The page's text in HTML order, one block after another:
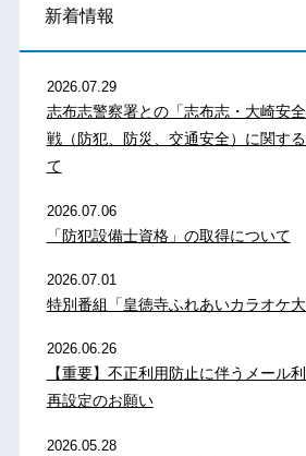
新着情報
2026.07.29
志布志警察署との「志布志・大崎安
戦（防犯、防災、交通安全）に関す
て
2026.07.06
「防犯設備士資格」の取得について
2026.07.01
特別番組「皇徳寺ふれあいカラオケ大
2026.06.26
【重要】不正利用防止に伴うメール
再設定のお願い
2026.05.28